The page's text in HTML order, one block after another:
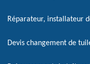
Réparateur, installateur
Devis changement de